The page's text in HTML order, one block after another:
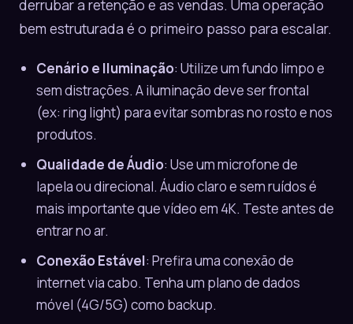
derrubar a retenção e as vendas. Uma operação
bem estruturada é o primeiro passo para escalar.
Cenário e Iluminação: Utilize um fundo limpo e
sem distrações. A iluminação deve ser frontal
(ex: ring light) para evitar sombras no rosto e nos
produtos.
Qualidade de Áudio: Use um microfone de
lapela ou direcional. Áudio claro e sem ruídos é
mais importante que vídeo em 4K. Teste antes de
entrar no ar.
Conexão Estável: Prefira uma conexão de
internet via cabo. Tenha um plano de dados
móvel (4G/5G) como backup.